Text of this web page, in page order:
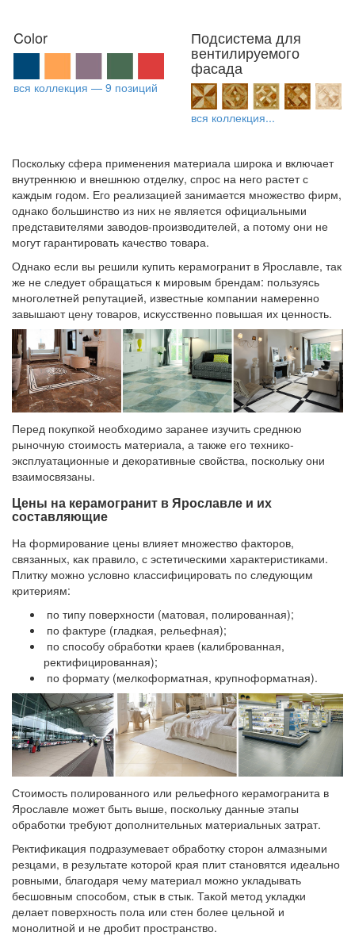
Color
вся коллекция — 9 позиций
Подсистема для
вентилируемого
фасада
вся коллекция...
Поскольку сфера применения материала широка и включает
внутреннюю и внешнюю отделку, спрос на него растет с
каждым годом. Его реализацией занимается множество фирм,
однако большинство из них не является официальными
представителями заводов-производителей, а потому они не
могут гарантировать качество товара.
Однако если вы решили купить керамогранит в Ярославле, так
же не следует обращаться к мировым брендам: пользуясь
многолетней репутацией, известные компании намеренно
завышают цену товаров, искусственно повышая их ценность.
Перед покупкой необходимо заранее изучить среднюю
рыночную стоимость материала, а также его технико-
эксплуатационные и декоративные свойства, поскольку они
взаимосвязаны.
Цены на керамогранит в Ярославле и их
составляющие
На формирование цены влияет множество факторов,
связанных, как правило, с эстетическими характеристиками.
Плитку можно условно классифицировать по следующим
критериям:
по типу поверхности (матовая, полированная);
по фактуре (гладкая, рельефная);
по способу обработки краев (калиброванная,
ректифицированная);
по формату (мелкоформатная, крупноформатная).
Стоимость полированного или рельефного керамогранита в
Ярославле может быть выше, поскольку данные этапы
обработки требуют дополнительных материальных затрат.
Ректификация подразумевает обработку сторон алмазными
резцами, в результате которой края плит становятся идеально
ровными, благодаря чему материал можно укладывать
бесшовным способом, стык в стык. Такой метод укладки
делает поверхность пола или стен более цельной и
монолитной и не дробит пространство.